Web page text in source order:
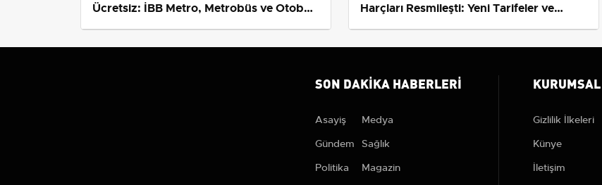
Ücretsiz: İBB Metro, Metrobüs ve Otobüs
Ek Seferlerini Açıkladı
Harçları Resmileşti: Yeni Tarifeler ve
Geçerlilik Tarihi
SON DAKIKA HABERLERI
Asayiş
Gündem
Politika
Medya
Sağlık
Magazin
KURUMSAL
Gizlilik İlkeleri
Künye
İletişim